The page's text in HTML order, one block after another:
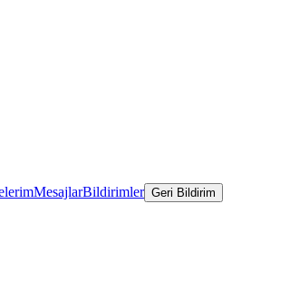
MesajlarBildirimler Geri Bildirim